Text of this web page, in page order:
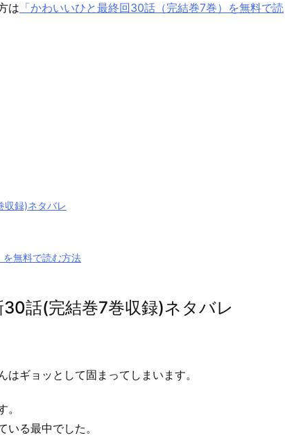
は 「かわいいひと最終回30話（完結巻7巻）を無料で読
収録)ネタバレ
無料で読む方法
話(完結巻7巻収録)ネタバレ
ギョッとして固まってしまいます。
る最中でした。